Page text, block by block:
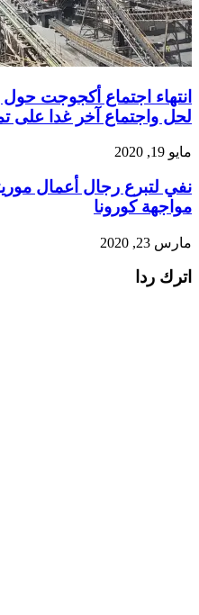
انتهاء اجتماع أكجوجت
لحل واجتماع آخر غدا على
مايو 19, 2020
نفي لتبرع رجال أعمال
مواجهة كورونا
مارس 23, 2020
اترك ردا